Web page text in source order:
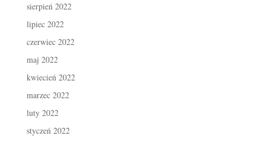
sierpień 2022
lipiec 2022
czerwiec 2022
maj 2022
kwiecień 2022
marzec 2022
luty 2022
styczeń 2022